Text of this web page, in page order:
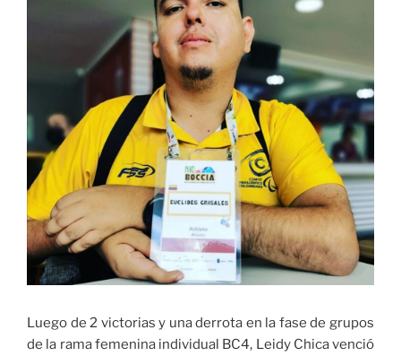
Luego de 2 victorias y una derrota en la fase de grupos
de la rama femenina individual BC4, Leidy Chica venció